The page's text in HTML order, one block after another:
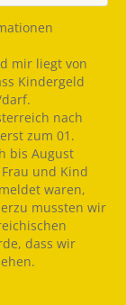
Ich hatte
zuständige
mir liegt von
Kindergeld
nach
zum 01.
bis August
und Kind
waren,
mussten wir
dass wir